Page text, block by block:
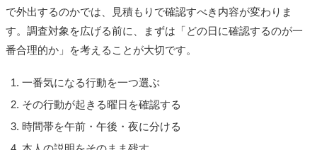
で外出するのかでは、見積もりで確認すべき内容が変わりま
す。調査対象を広げる前に、まずは「どの日に確認するのが一
番合理的か」を考えることが大切です。
一番気になる行動を一つ選ぶ
その行動が起きる曜日を確認する
時間帯を午前・午後・夜に分ける